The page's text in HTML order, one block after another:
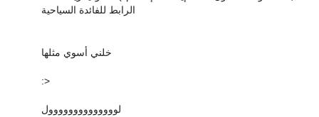
الرابط للفائدة السياحية
خلني أسوي مثلها
:>
لوووووووووووووول